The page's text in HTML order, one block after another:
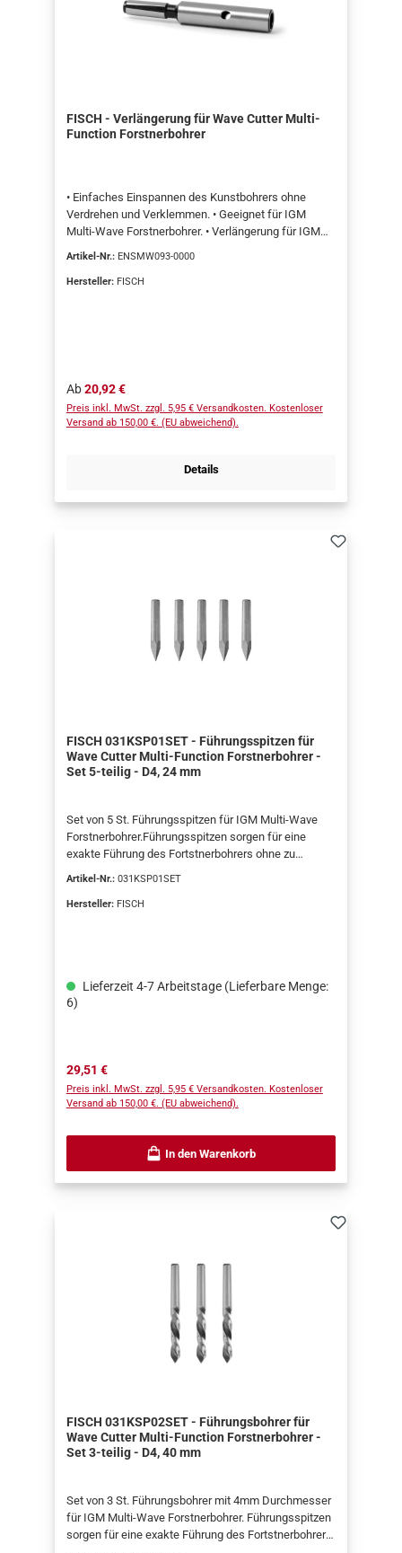
FISCH - Verlängerung für Wave Cutter Multi-
Function Forstnerbohrer
• Einfaches Einspannen des Kunstbohrers ohne
Verdrehen und Verklemmen. • Geeignet für IGM
Multi-Wave Forstnerbohrer. • Verlängerung für IGM
Wave Forstnerbohrer, die einfache Erweiterung des
Verlängerung kann das Werkzeug um bis zu 93, 150
Forstnerbohrer. Verpackt in Kunststoffröhrchen mit
Aufhängeloch.
Artikel-Nr.: ENSMW093-0000
Hersteller: FISCH
Regulärer Preis:
Ab20,92 €
Preis inkl. MwSt. zzgl. 5,95 € Versandkosten. Kostenloser
Versand ab 150,00 €. (EU abweichend).
Details
FISCH 031KSP01SET - Führungsspitzen für
Wave Cutter Multi-Function Forstnerbohrer -
Set 5-teilig - D4, 24 mm
Set von 5 St. Führungsspitzen für IGM Multi-Wave
Forstnerbohrer.Führungsspitzen sorgen für eine
exakte Führung des Fortstnerbohrers ohne zu
Artikel-Nr.: 031KSP01SET
Hersteller: FISCH
Lieferzeit 4-7 Arbeitstage (Lieferbare Menge:
6)
Regulärer Preis:
29,51 €
Preis inkl. MwSt. zzgl. 5,95 € Versandkosten. Kostenloser
Versand ab 150,00 €. (EU abweichend).
In den Warenkorb
FISCH 031KSP02SET - Führungsbohrer für
Wave Cutter Multi-Function Forstnerbohrer -
Set 3-teilig - D4, 40 mm
Set von 3 St. Führungsbohrer mit 4mm Durchmesser
für IGM Multi-Wave Forstnerbohrer. Führungsspitzen
sorgen für eine exakte Führung des Fortstnerbohrers